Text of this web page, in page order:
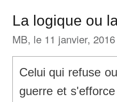
La logique ou
MB, le 11 janvier,
Celui qui refuse
guerre et